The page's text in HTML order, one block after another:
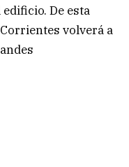
De esta
volverá a